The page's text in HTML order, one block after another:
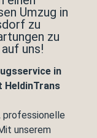
Umzug in
zu
zu
uns!
in
HeldinTrans
professionelle
unserem